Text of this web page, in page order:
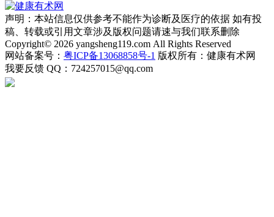
声明：本站信息仅供参考不能作为诊断及医疗的依据 如有投
稿、转载或引用文章涉及版权问题请速与我们联系删除
Copyright© 2026 yangsheng119.com All Rights Reserved
网站备案号： 粤ICP备13068858号-1 版权所有：健康有术网
我要反馈 QQ：724257015@qq.com